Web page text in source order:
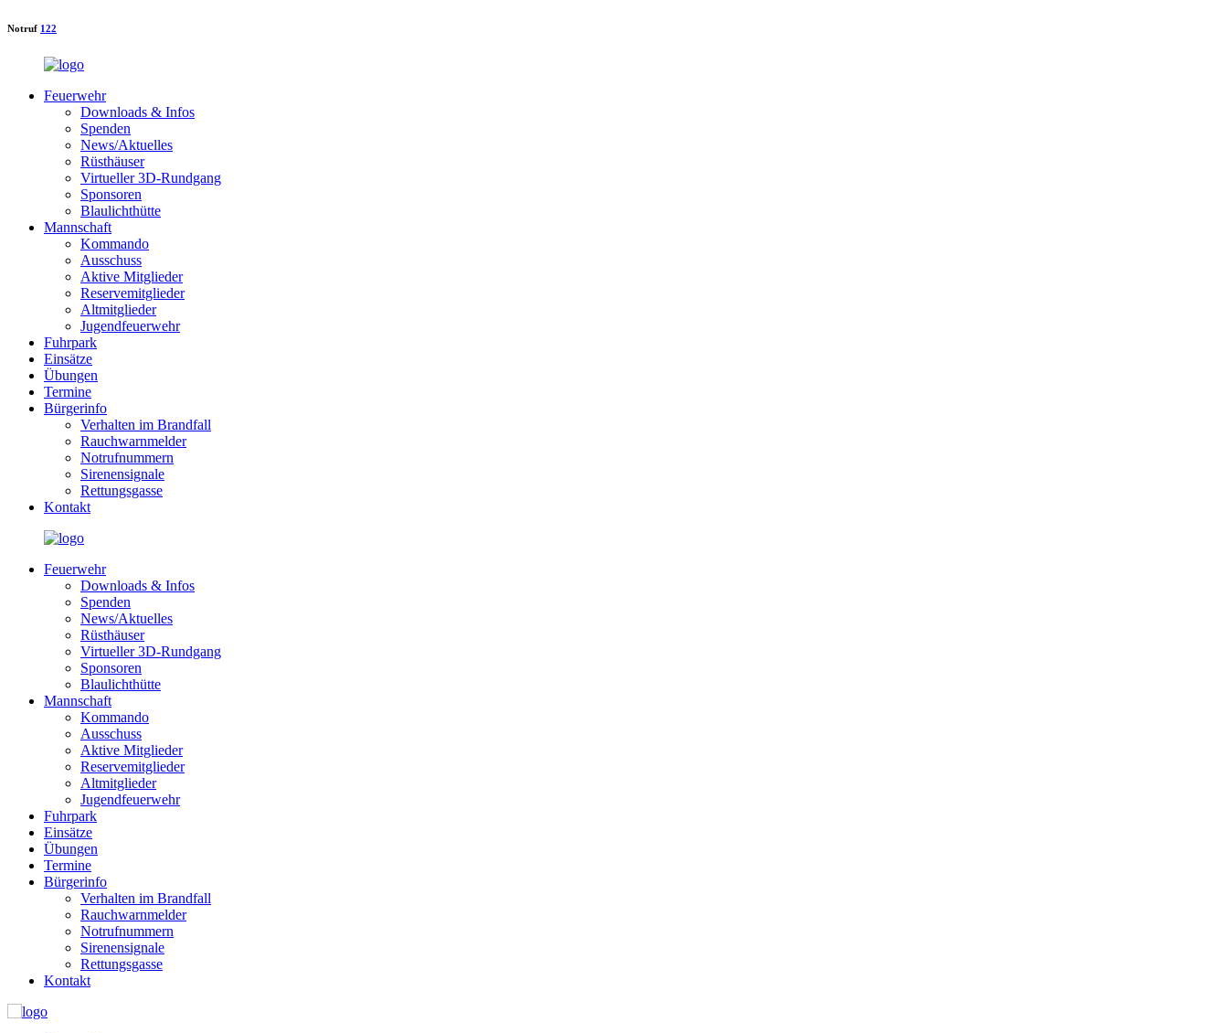
Notruf 122
Feuerwehr
Downloads & Infos
Spenden
News/Aktuelles
Rüsthäuser
Virtueller 3D-Rundgang
Sponsoren
Blaulichthütte
Mannschaft
Kommando
Ausschuss
Aktive Mitglieder
Reservemitglieder
Altmitglieder
Jugendfeuerwehr
Fuhrpark
Einsätze
Übungen
Termine
Bürgerinfo
Verhalten im Brandfall
Rauchwarnmelder
Notrufnummern
Sirenensignale
Rettungsgasse
Kontakt
Feuerwehr
Downloads & Infos
Spenden
News/Aktuelles
Rüsthäuser
Virtueller 3D-Rundgang
Sponsoren
Blaulichthütte
Mannschaft
Kommando
Ausschuss
Aktive Mitglieder
Reservemitglieder
Altmitglieder
Jugendfeuerwehr
Fuhrpark
Einsätze
Übungen
Termine
Bürgerinfo
Verhalten im Brandfall
Rauchwarnmelder
Notrufnummern
Sirenensignale
Rettungsgasse
Kontakt